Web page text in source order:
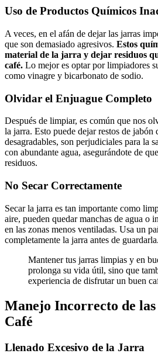
Uso de Productos Químicos
A veces, en el afán de dejar las jarras
que son demasiado agresivos. Estos
material de la jarra y dejar residuos
café. Lo mejor es optar por limpiadores
como vinagre y bicarbonato de sodio.
Olvidar el Enjuague Completo
Después de limpiar, es común que nos
la jarra. Esto puede dejar restos de jabón
desagradables, son perjudiciales para la
con abundante agua, asegurándote de
residuos.
No Secar Correctamente
Secar la jarra es tan importante como
aire, pueden quedar manchas de agua o
en las zonas menos ventiladas. Usa un
completamente la jarra antes de guardarla.
Mantener tus jarras limpias y en
prolonga su vida útil, sino que
experiencia de disfrutar un buen
Manejo Incorrecto de
Café
Llenado Excesivo de la Jarra